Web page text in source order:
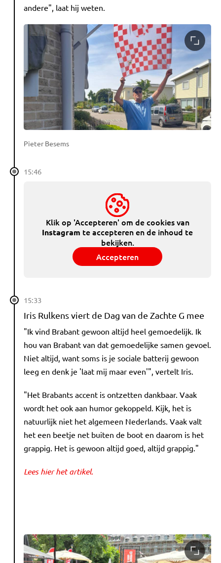
andere", laat hij weten.
Pieter Besems
15:46
Klik op 'Accepteren' om de cookies van
Instagram te accepteren en de inhoud te
bekijken.
Accepteren
15:33
Iris Rulkens viert de Dag van de Zachte G mee
"Ik vind Brabant gewoon altijd heel gemoedelijk. Ik
hou van Brabant van dat gemoedelijke samen gevoel.
Niet altijd, want soms is je sociale batterij gewoon
leeg en denk je 'laat mij maar even'", vertelt Iris.
"Het Brabants accent is ontzetten dankbaar. Vaak
wordt het ook aan humor gekoppeld. Kijk, het is
natuurlijk niet het algemeen Nederlands. Vaak valt
het een beetje net buiten de boot en daarom is het
grappig. Het is gewoon altijd goed, altijd grappig."
Lees hier het artikel.